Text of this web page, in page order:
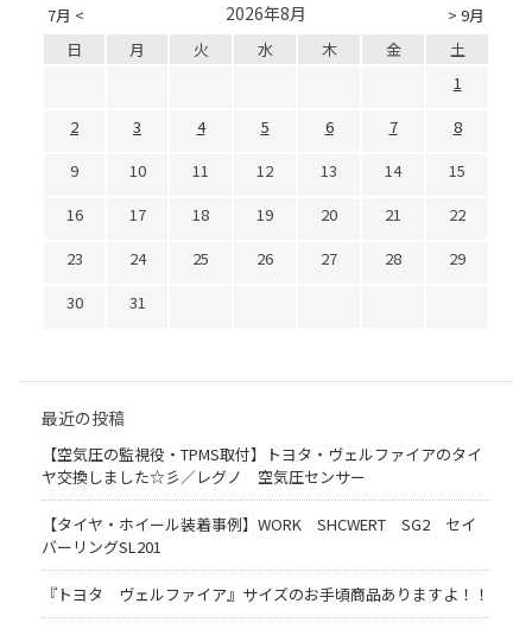
7月 < > 9月
2026年8月
日 月 火 水 木 金
土
1
2
3 4 5 6 7
8
9
10 11 12 13 14
15
16
17 18 19 20 21
22
23
24 25 26 27 28
29
30
31
最近の投稿
【空気圧の監視役・TPMS取付】トヨタ・ヴェルファイアのタイ
ヤ交換しました☆彡／レグノ 空気圧センサー
【タイヤ・ホイール装着事例】WORK SHCWERT SG2 セイ
バーリングSL201
『トヨタ ヴェルファイア』サイズのお手頃商品ありますよ！！